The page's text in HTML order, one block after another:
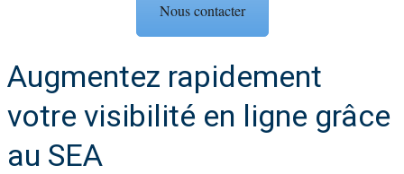
Nous contacter
Augmentez rapidement
votre visibilité en ligne grâce
au SEA